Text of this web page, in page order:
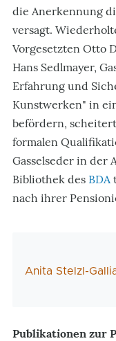
die Anerkennung
versagt.
Vorgesetzten Otto
Hans Sedlmayer,
Erfahrung und
Kunstwerken" in
befördern,
formalen
Gasselseder in der
Bibliothek des BDA
nach ihrer
AutorIn
Anita Stelzl-
Publikationen zur